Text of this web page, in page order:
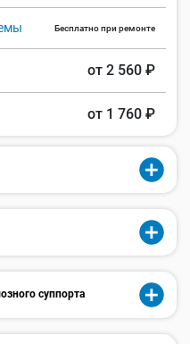
Бесплатно при ремонте
от 2 560 ₽
от 1 760 ₽
суппорта